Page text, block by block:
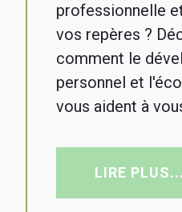
professionnelle
vos repères ?
comment le
personnel et
vous aident à
LIRE PLUS...